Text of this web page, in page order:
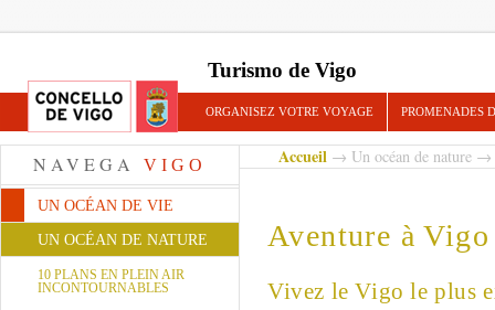
Turismo de Vigo
ORGANISEZ VOTRE VOYAGE PROMENADES
NAVEGA VIGO
UN OCÉAN DE VIE
UN OCÉAN DE NATURE
10 PLANS EN PLEIN AIR
INCONTOURNABLES
Accueil → Un océan de nature →
Aventure à Vigo
Vivez le Vigo le plus